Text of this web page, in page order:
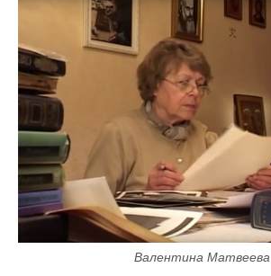
Валентина Матвеева